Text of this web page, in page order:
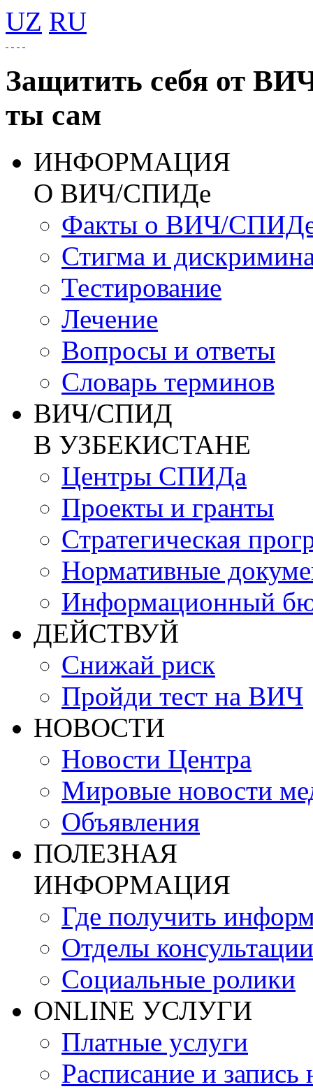
UZ RU
Защитить себя от
ты сам
ИНФОРМАЦИЯ
О ВИЧ/СПИДе
Факты о ВИЧ/
Стигма и
Тестирование
Лечение
Вопросы и ответы
Словарь терминов
ВИЧ/СПИД
В УЗБЕКИСТАНЕ
Центры СПИДа
Проекты и гранты
Стратегическая
Нормативные
Информационный
ДЕЙСТВУЙ
Снижай риск
Пройди тест на ВИЧ
НОВОСТИ
Новости Центра
Мировые новости
Объявления
ПОЛЕЗНАЯ
ИНФОРМАЦИЯ
Где получить
Отделы консультации
Социальные ролики
ONLINE УСЛУГИ
Платные услуги
Расписание и запись